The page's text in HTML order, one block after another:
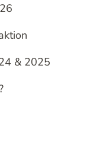
& 2025